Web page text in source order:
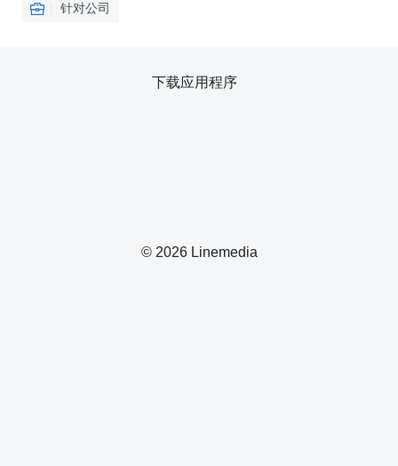
针对公司
© 2026 Linemedia
下载应用程序